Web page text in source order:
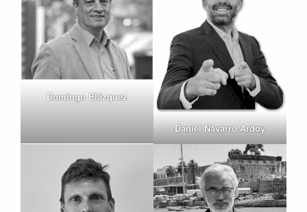
Domingo Blázquez
Daniel Navarro Ardoy